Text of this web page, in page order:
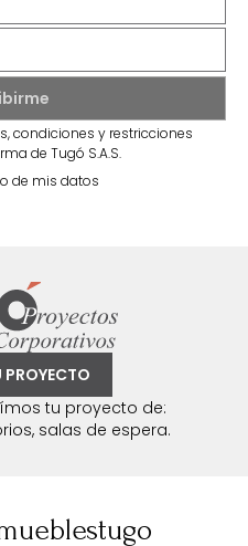
condiciones y restricciones
de Tugó S.A.S.
de mis datos
PROYECTO
tu proyecto de:
salas de espera.